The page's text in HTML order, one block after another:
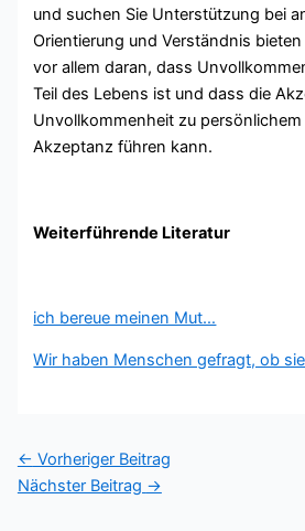
und suchen Sie Unterstützung bei
Orientierung und Verständnis
vor allem daran, dass
Teil des Lebens ist und dass die
Unvollkommenheit zu
Akzeptanz führen kann.
Weiterführende Literatur
ich bereue meinen Mut…
Wir haben Menschen gefragt, ob
← Vorheriger Beitrag
Nächster Beitrag →